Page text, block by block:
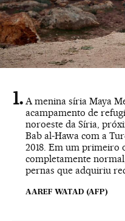
A menina síria Maya
acampamento de
noroeste da Síria,
Bab al-Hawa com a
2018. Em um primeiro
completamente
pernas que adquiriu
AAREF WATAD (AFP)